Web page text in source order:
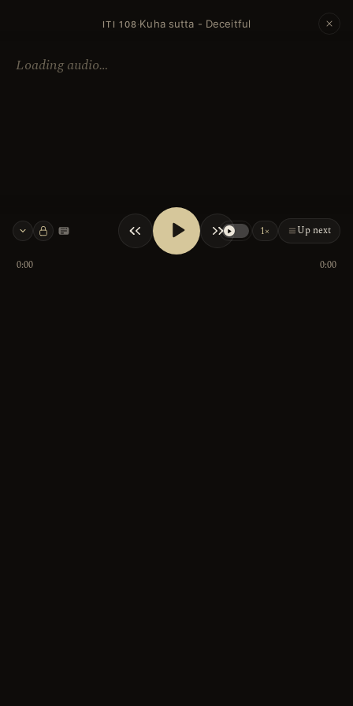
ITI 108·Kuha sutta - Deceitful
Loading audio…
Keyboard shortcuts 1× Up next
0:00 0:00